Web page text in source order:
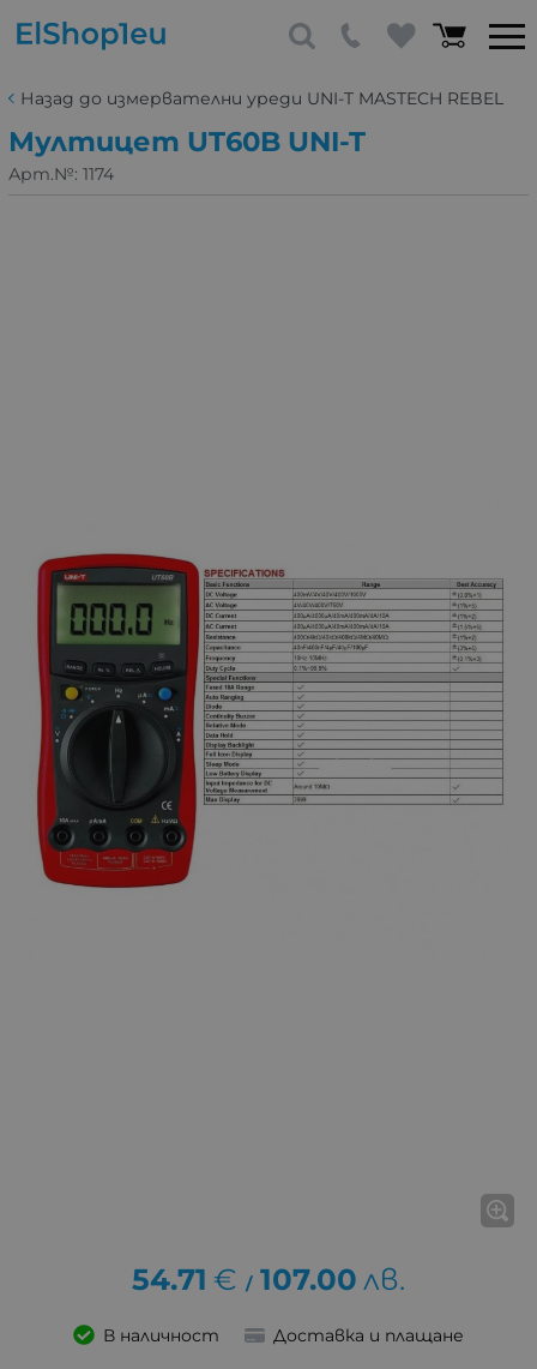
Назад до измервателни уреди UNI-T MASTECH REBEL
Мултицет UT60B UNI-T
Арт.№: 1174
54.71 € / 107.00 лв.
В наличност Доставка и плащане